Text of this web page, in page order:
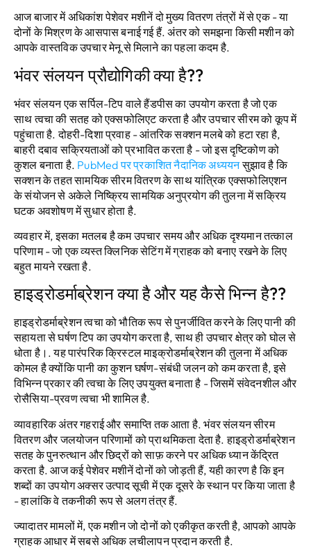
आज बाजार में अधिकांश पेशेवर मशीनें दो मुख्य वितरण तंत्रों में से एक - या
दोनों के मिश्रण के आसपास बनाई गई हैं. अंतर को समझना किसी मशीन को
आपके वास्तविक उपचार मेनू से मिलाने का पहला कदम है.
भंवर संलयन प्रौद्योगिकी क्या है??
भंवर संलयन एक सर्पिल-टिप वाले हैंडपीस का उपयोग करता है जो एक
साथ त्वचा की सतह को एक्सफोलिएट करता है और उपचार सीरम को कूप में
पहुंचाता है. दोहरी-दिशा प्रवाह - आंतरिक सक्शन मलबे को हटा रहा है,
बाहरी दबाव सक्रियताओं को प्रभावित करता है - जो इस दृष्टिकोण को
कुशल बनाता है. PubMed पर प्रकाशित नैदानिक ​​अध्ययनसुझाव है कि
सक्शन के तहत सामयिक सीरम वितरण के साथ यांत्रिक एक्सफोलिएशन
के संयोजन से अकेले निष्क्रिय सामयिक अनुप्रयोग की तुलना में सक्रिय
घटक अवशोषण में सुधार होता है.
व्यवहार में, इसका मतलब है कम उपचार समय और अधिक दृश्यमान तत्काल
परिणाम - जो एक व्यस्त क्लिनिक सेटिंग में ग्राहक को बनाए रखने के लिए
बहुत मायने रखता है.
हाइड्रोडर्माब्रेशन क्या है और यह कैसे भिन्न है??
हाइड्रोडर्माब्रेशन त्वचा को भौतिक रूप से पुनर्जीवित करने के लिए पानी की
सहायता से घर्षण टिप का उपयोग करता है, साथ ही उपचार क्षेत्र को घोल से
धोता है।. यह पारंपरिक क्रिस्टल माइक्रोडर्माब्रेशन की तुलना में अधिक
कोमल है क्योंकि पानी का कुशन घर्षण-संबंधी जलन को कम करता है, इसे
विभिन्न प्रकार की त्वचा के लिए उपयुक्त बनाता है - जिसमें संवेदनशील और
रोसैसिया-प्रवण त्वचा भी शामिल है.
व्यावहारिक अंतर गहराई और समाप्ति तक आता है. भंवर संलयन सीरम
वितरण और जलयोजन परिणामों को प्राथमिकता देता है. हाइड्रोडर्माब्रेशन
सतह के पुनरुत्थान और छिद्रों को साफ़ करने पर अधिक ध्यान केंद्रित
करता है. आज कई पेशेवर मशीनें दोनों को जोड़ती हैं, यही कारण है कि इन
शब्दों का उपयोग अक्सर उत्पाद सूची में एक दूसरे के स्थान पर किया जाता है
- हालांकि वे तकनीकी रूप से अलग तंत्र हैं.
ज्यादातर मामलों में, एक मशीन जो दोनों को एकीकृत करती है, आपको आपके
ग्राहक आधार में सबसे अधिक लचीलापन प्रदान करती है.